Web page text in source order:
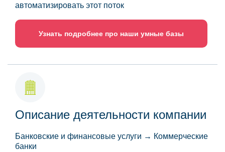
автоматизировать этот поток
Узнать подробнее про наши умные базы
Описание деятельности компании
Банковские и финансовые услуги → Коммерческие
банки